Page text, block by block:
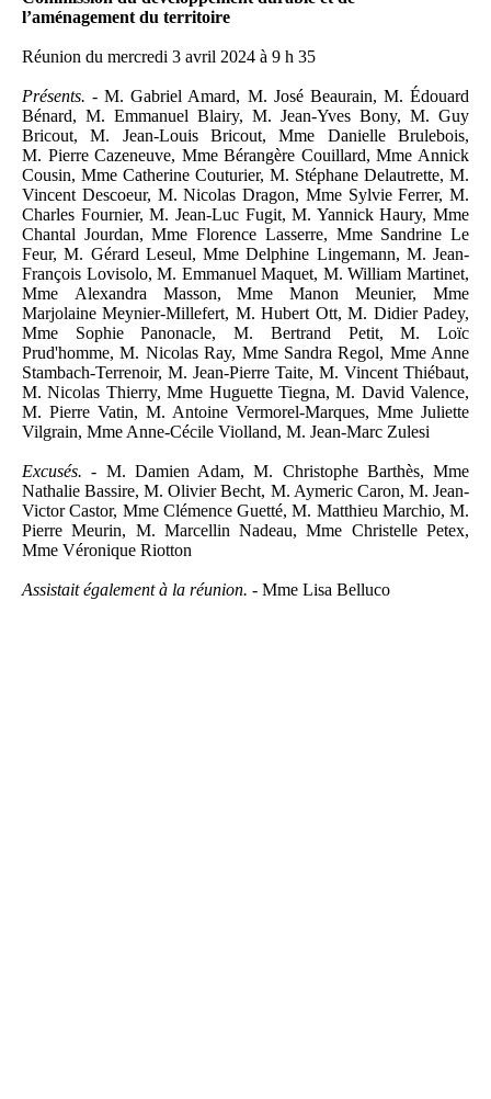
l’aménagement du territoire
Réunion du mercredi 3 avril 2024 à 9 h 35
Présents. -M. Gabriel Amard, M. José Beaurain, M. Édouard
Bénard, M. Emmanuel Blairy, M. Jean-Yves Bony, M. Guy
Bricout, M. Jean-Louis Bricout, Mme Danielle Brulebois,
M. Pierre Cazeneuve, Mme Bérangère Couillard, Mme Annick
Cousin, Mme Catherine Couturier, M. Stéphane Delautrette, M.
Vincent Descoeur, M. Nicolas Dragon, Mme Sylvie Ferrer, M.
Charles Fournier, M. Jean-Luc Fugit, M. Yannick Haury, Mme
Chantal Jourdan, Mme Florence Lasserre, Mme Sandrine Le
Feur, M. Gérard Leseul, Mme Delphine Lingemann, M. Jean-
François Lovisolo, M. Emmanuel Maquet, M. William Martinet,
Mme Alexandra Masson, Mme Manon Meunier, Mme
Marjolaine Meynier-Millefert, M. Hubert Ott, M. Didier Padey,
Mme Sophie Panonacle, M. Bertrand Petit, M. Loïc
Prud'homme, M. Nicolas Ray, Mme Sandra Regol, Mme Anne
Stambach-Terrenoir, M. Jean-Pierre Taite, M. Vincent Thiébaut,
M. Nicolas Thierry, Mme Huguette Tiegna, M. David Valence,
M. Pierre Vatin, M. Antoine Vermorel-Marques, Mme Juliette
Vilgrain, Mme Anne-Cécile Violland, M. Jean-Marc Zulesi
Excusés. - M. Damien Adam, M. Christophe Barthès, Mme
Nathalie Bassire, M. Olivier Becht, M. Aymeric Caron, M. Jean-
Victor Castor, Mme Clémence Guetté, M. Matthieu Marchio, M.
Pierre Meurin, M. Marcellin Nadeau, Mme Christelle Petex,
Mme Véronique Riotton
Assistait également à la réunion. - Mme Lisa Belluco